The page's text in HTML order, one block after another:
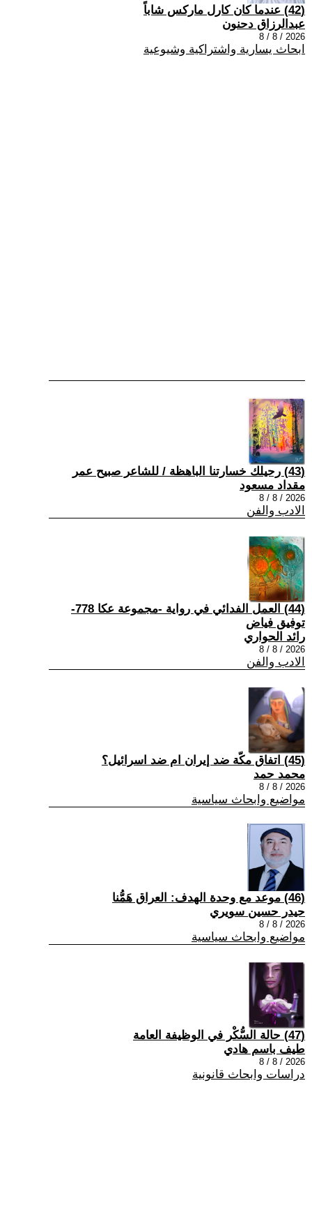
(42) عندما كان كارل ماركس شاباً
عبدالرزاق دحنون
2026 / 8 / 8
ابحاث يسارية واشتراكية وشيوعية
(43) رحيلك خسارتنا الباهظة / للشاعر صبيح عمر
مقداد مسعود
2026 / 8 / 8
الادب والفن
(44) العمل الفدائي في رواية -مجموعة عكا 778-
توفيق فياض
رائد الحواري
2026 / 8 / 8
الادب والفن
(45) اتفاق مكّة ضد إيران ام ضد اسرائيل؟
محمد حمد
2026 / 8 / 8
مواضيع وابحاث سياسية
(46) موعد مع وحدة الهدف: العراق هَمُّنا
حيدر حسين سويري
2026 / 8 / 8
مواضيع وابحاث سياسية
(47) حالة السُّكْر في الوظيفة العامة
طيف باسم هادي
2026 / 8 / 8
دراسات وابحاث قانونية